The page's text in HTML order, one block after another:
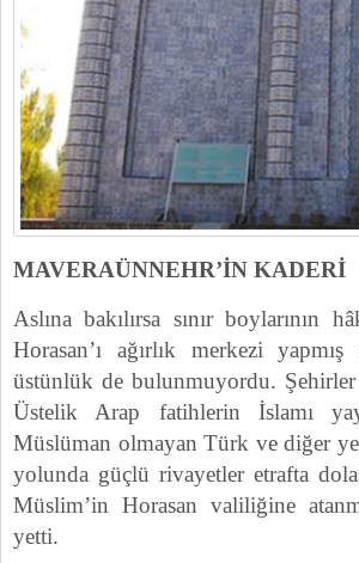
MAVERAÜNNEHR’İN KADERİ
Aslına bakılırsa sınır
Horasan’ı ağırlık merkezi
üstünlük de bulunmuyordu.
Üstelik Arap fatihlerin İslamı
Müslüman olmayan Türk ve diğer
yolunda güçlü rivayetler etrafta
Müslim’in Horasan valiliğine
yetti.